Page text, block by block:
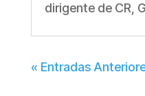
dirigente de CR,
« Entradas